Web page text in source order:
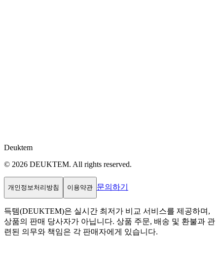
Deuktem
© 2026 DEUKTEM. All rights reserved.
개인정보처리방침 이용약관 문의하기
득템(DEUKTEM)은 실시간 최저가 비교 서비스를 제공하며,
상품의 판매 당사자가 아닙니다. 상품 주문, 배송 및 환불과 관
련된 의무와 책임은 각 판매자에게 있습니다.